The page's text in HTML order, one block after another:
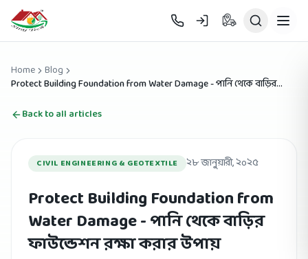
Skip to main content
Home
Blog
Protect Building Foundation from Water Damage - পানি থেকে বাড়ির
Back to all articles
CIVIL ENGINEERING & GEOTEXTILE ২৮ জানুয়ারী, ২০২৫
Protect Building Foundation from
Water Damage - পানি থেকে বাড়ির
ফাউন্ডেশন রক্ষা করার উপায়